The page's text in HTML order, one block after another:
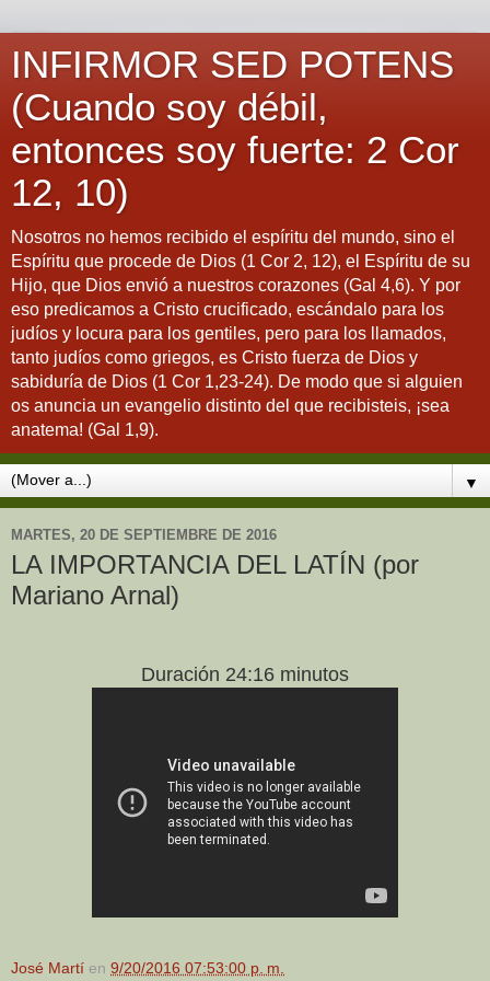
INFIRMOR SED POTENS
(Cuando soy débil,
entonces soy fuerte: 2 Cor
12, 10)
Nosotros no hemos recibido el espíritu del mundo, sino el
Espíritu que procede de Dios (1 Cor 2, 12), el Espíritu de su
Hijo, que Dios envió a nuestros corazones (Gal 4,6). Y por
eso predicamos a Cristo crucificado, escándalo para los
judíos y locura para los gentiles, pero para los llamados,
tanto judíos como griegos, es Cristo fuerza de Dios y
sabiduría de Dios (1 Cor 1,23-24). De modo que si alguien
os anuncia un evangelio distinto del que recibisteis, ¡sea
anatema! (Gal 1,9).
▼
MARTES, 20 DE SEPTIEMBRE DE 2016
LA IMPORTANCIA DEL LATÍN (por
Mariano Arnal)
Duración 24:16 minutos
José Martí en 9/20/2016 07:53:00 p. m.